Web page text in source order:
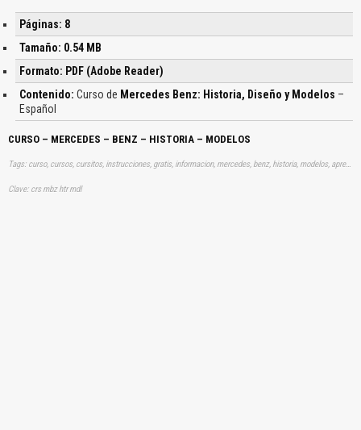
Páginas: 8
Tamaño: 0.54 MB
Formato: PDF (Adobe Reader)
Contenido: Curso de Mercedes Benz: Historia, Diseño y Modelos –
Español
CURSO – MERCEDES – BENZ – HISTORIA – MODELOS
Tags: curso, cursos, cursitos, instrucciones, gratis, informacion, mercedes, benz, historia, modelos, aprender, descargas
Clave: crs mbz htr mdl